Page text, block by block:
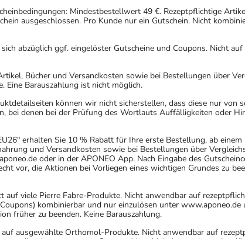
Mindestbestellwert 49 €. Rezeptpflichtige
ausgeschlossen. Pro Kunde nur ein Gutschein. Nicht
abzüglich ggf. eingelöster Gutscheine und Coupons. Nicht
Bücher und Versandkosten sowie bei Bestellungen über
Eine Barauszahlung ist nicht möglich.
können wir nicht sicherstellen, dass diese nur von
bei denen bei der Prüfung des Wortlauts Auffälligkeiten oder
erhalten Sie 10 % Rabatt für Ihre erste Bestellung, ab
und Versandkosten sowie bei Bestellungen über
oder in der APONEO App. Nach Eingabe des
vor, die Aktionen bei Vorliegen eines wichtigen Grundes zu
viele Pierre Fabre-Produkte. Nicht anwendbar auf
kombinierbar und nur einzulösen unter
früher zu beenden. Keine Barauszahlung.
ausgewählte Orthomol-Produkte. Nicht anwendbar auf